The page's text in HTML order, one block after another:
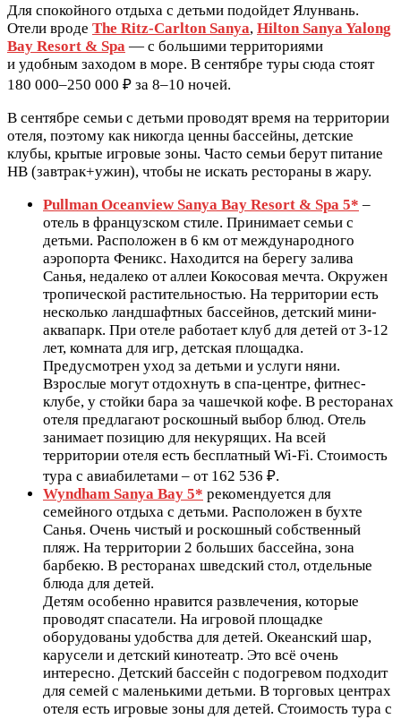
Для спокойного отдыха с детьми подойдет Ялунвань.
Отели вроде The Ritz-Carlton Sanya, Hilton Sanya Yalong
Bay Resort & Spa — с большими территориями
и удобным заходом в море. В сентябре туры сюда стоят
180 000–250 000 ₽ за 8–10 ночей.
В сентябре семьи с детьми проводят время на территории
отеля, поэтому как никогда ценны бассейны, детские
клубы, крытые игровые зоны. Часто семьи берут питание
HB (завтрак+ужин), чтобы не искать рестораны в жару.
Pullman Oceanview Sanya Bay Resort & Spa 5* –
отель в французском стиле. Принимает семьи с
детьми. Расположен в 6 км от международного
аэропорта Феникс. Находится на берегу залива
Санья, недалеко от аллеи Кокосовая мечта. Окружен
тропической растительностью. На территории есть
несколько ландшафтных бассейнов, детский мини-
аквапарк. При отеле работает клуб для детей от 3-12
лет, комната для игр, детская площадка.
Предусмотрен уход за детьми и услуги няни.
Взрослые могут отдохнуть в спа-центре, фитнес-
клубе, у стойки бара за чашечкой кофе. В ресторанах
отеля предлагают роскошный выбор блюд. Отель
занимает позицию для некурящих. На всей
территории отеля есть бесплатный Wi-Fi. Стоимость
тура с авиабилетами – от 162 536 ₽.
Wyndham Sanya Bay 5* рекомендуется для
семейного отдыха с детьми. Расположен в бухте
Санья. Очень чистый и роскошный собственный
пляж. На территории 2 больших бассейна, зона
барбекю. В ресторанах шведский стол, отдельные
блюда для детей.
Детям особенно нравится развлечения, которые
проводят спасатели. На игровой площадке
оборудованы удобства для детей. Океанский шар,
карусели и детский кинотеатр. Это всё очень
интересно. Детский бассейн с подогревом подходит
для семей с маленькими детьми. В торговых центрах
отеля есть игровые зоны для детей. Стоимость тура с